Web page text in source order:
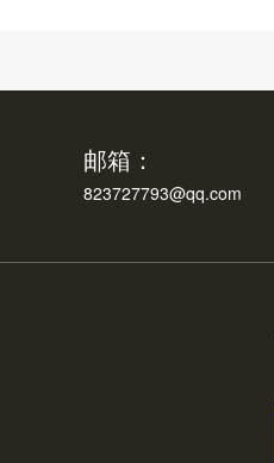
邮箱：
823727793@qq.com